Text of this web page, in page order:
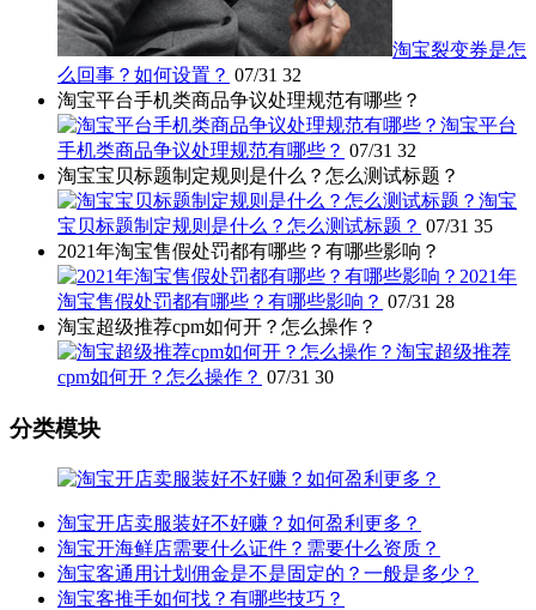
淘宝裂变券是怎
么回事？如何设置？ 07/31 32
淘宝平台手机类商品争议处理规范有哪些？
淘宝平台
手机类商品争议处理规范有哪些？ 07/31 32
淘宝宝贝标题制定规则是什么？怎么测试标题？
淘宝
宝贝标题制定规则是什么？怎么测试标题？ 07/31 35
2021年淘宝售假处罚都有哪些？有哪些影响？
2021年
淘宝售假处罚都有哪些？有哪些影响？ 07/31 28
淘宝超级推荐cpm如何开？怎么操作？
淘宝超级推荐
cpm如何开？怎么操作？ 07/31 30
分类模块
淘宝开店卖服装好不好赚？如何盈利更多？
淘宝开海鲜店需要什么证件？需要什么资质？
淘宝客通用计划佣金是不是固定的？一般是多少？
淘宝客推手如何找？有哪些技巧？